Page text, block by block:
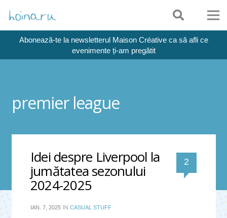
Abonează-te la newsletterul Maison Créative ca să afli ce
evenimente ți-am pregătit
premier league
Idei despre Liverpool la
jumătatea sezonului
2024-2025
2
IAN. 7, 2025 IN CASUAL STUFF